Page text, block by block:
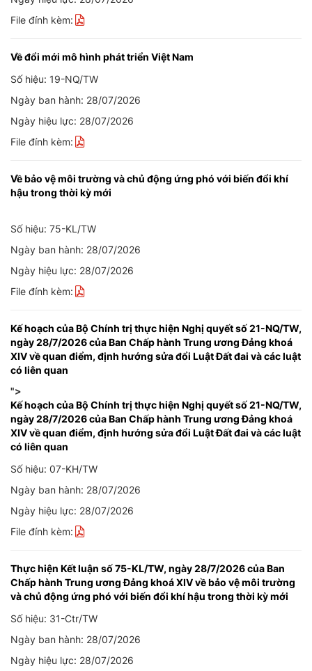
File đính kèm:
Về đổi mới mô hình phát triển Việt Nam
Số hiệu: 19-NQ/TW
Ngày ban hành: 28/07/2026
Ngày hiệu lực: 28/07/2026
File đính kèm:
Về bảo vệ môi trường và chủ động ứng phó với biến đổi khí
hậu trong thời kỳ mới
Số hiệu: 75-KL/TW
Ngày ban hành: 28/07/2026
Ngày hiệu lực: 28/07/2026
File đính kèm:
Kế hoạch của Bộ Chính trị thực hiện Nghị quyết số 21-NQ/TW,
ngày 28/7/2026 của Ban Chấp hành Trung ương Đảng khoá
XIV về quan điểm, định hướng sửa đổi Luật Đất đai và các luật
có liên quan
">
Kế hoạch của Bộ Chính trị thực hiện Nghị quyết số 21-NQ/TW,
ngày 28/7/2026 của Ban Chấp hành Trung ương Đảng khoá
XIV về quan điểm, định hướng sửa đổi Luật Đất đai và các luật
có liên quan
Số hiệu: 07-KH/TW
Ngày ban hành: 28/07/2026
Ngày hiệu lực: 28/07/2026
File đính kèm:
Thực hiện Kết luận số 75-KL/TW, ngày 28/7/2026 của Ban
Chấp hành Trung ương Đảng khoá XIV về bảo vệ môi trường
và chủ động ứng phó với biến đổi khí hậu trong thời kỳ mới
Số hiệu: 31-Ctr/TW
Ngày ban hành: 28/07/2026
Ngày hiệu lực: 28/07/2026